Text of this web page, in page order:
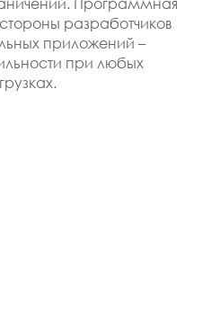
Программная
разработчиков
приложений –
при любых